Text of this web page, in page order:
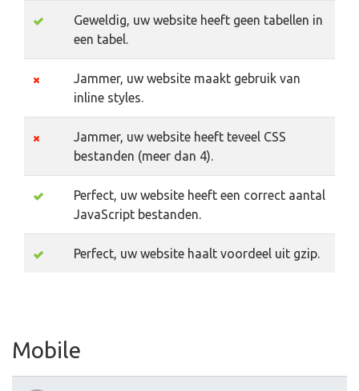
Geweldig, uw website heeft geen tabellen in
een tabel.
Jammer, uw website maakt gebruik van
inline styles.
Jammer, uw website heeft teveel CSS
bestanden (meer dan 4).
Perfect, uw website heeft een correct aantal
JavaScript bestanden.
Perfect, uw website haalt voordeel uit gzip.
Mobile